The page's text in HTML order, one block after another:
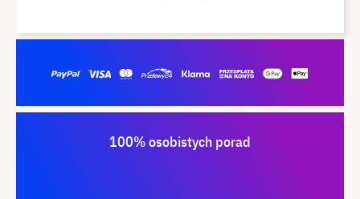
100% osobistych porad